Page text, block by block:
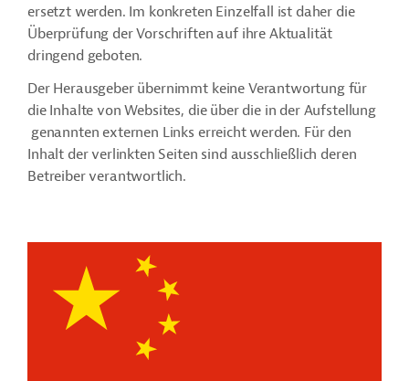
ersetzt werden. Im konkreten Einzelfall ist daher die
Überprüfung der Vorschriften auf ihre Aktualität
dringend geboten.
Der Herausgeber übernimmt keine Verantwortung für
die Inhalte von Websites, die über die in der Aufstellung
genannten externen Links erreicht werden. Für den
Inhalt der verlinkten Seiten sind ausschließlich deren
Betreiber verantwortlich.